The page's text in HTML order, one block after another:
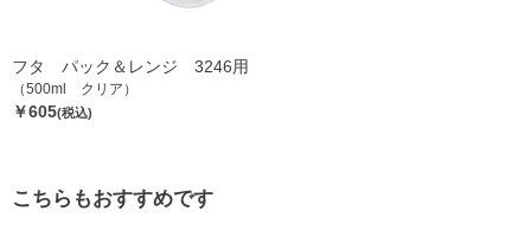
フタ パック＆レンジ 3246用
（500ml クリア）
￥605(税込)
こちらもおすすめです